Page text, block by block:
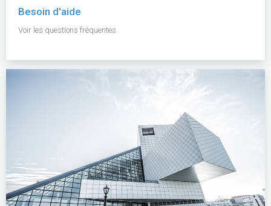
Besoin d'aide
Voir les questions fréquentes.